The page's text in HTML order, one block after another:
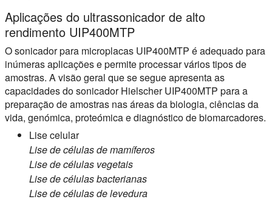
Aplicações do ultrassonicador de alto
rendimento UIP400MTP
O sonicador para microplacas UIP400MTP é adequado para
inúmeras aplicações e permite processar vários tipos de
amostras. A visão geral que se segue apresenta as
capacidades do sonicador Hielscher UIP400MTP para a
preparação de amostras nas áreas da biologia, ciências da
vida, genómica, proteómica e diagnóstico de biomarcadores.
Lise celular
Lise de células de mamíferos
Lise de células vegetais
Lise de células bacterianas
Lise de células de levedura